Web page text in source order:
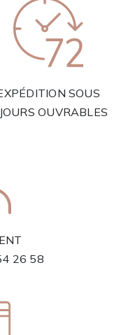
SOUS
OUVRABLES
26 58